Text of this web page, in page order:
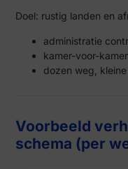
Doel: rustig landen en
administratie
kamer-voor-
dozen weg,
Voorbeeld
schema (per